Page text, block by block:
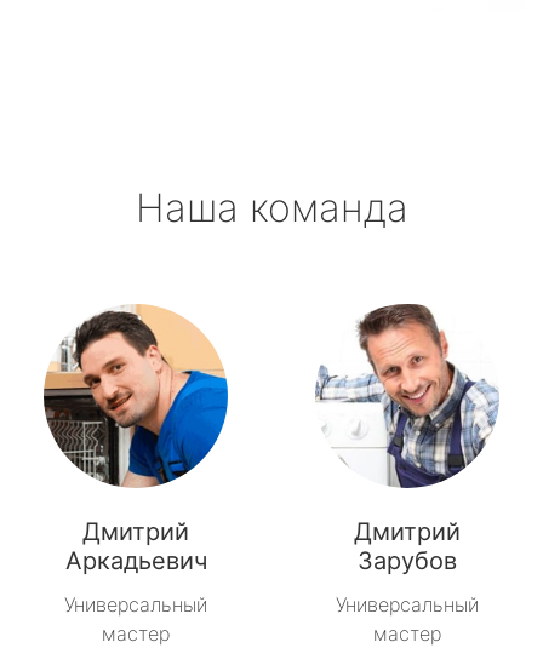
Наша команда
Дмитрий
Аркадьевич
Универсальный
мастер
Дмитрий
Зарубов
Универсальный
мастер